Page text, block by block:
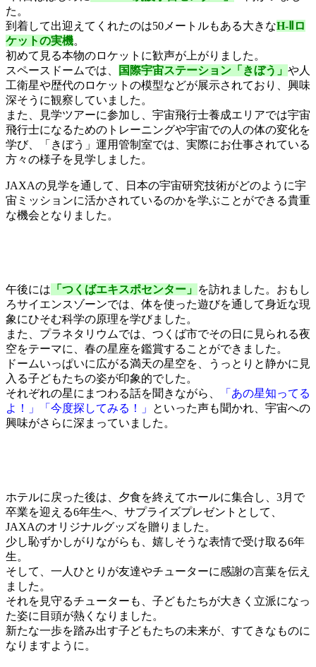
た。
到着して出迎えてくれたのは50メートルもある大きなH-Ⅱロ
ケットの実機。
初めて見る本物のロケットに歓声が上がりました。
スペースドームでは、
国際宇宙ステーション「きぼう」 や人
工衛星や歴代のロケットの模型などが展示されており、興味
深そうに観察していました。
また、見学ツアーに参加し、宇宙飛行士養成エリアでは宇宙
飛行士になるためのトレーニングや宇宙での人の体の変化を
学び、「きぼう」運用管制室では、実際にお仕事されている
方々の様子を見学しました。
JAXAの見学を通して、日本の宇宙研究技術がどのように宇
宙ミッションに活かされているのかを学ぶことができる貴重
な機会となりました。
午後には 「つくばエキスポセンター」
を訪れました。おもし
ろサイエンスゾーンでは、体を使った遊びを通して身近な現
象にひそむ科学の原理を学びました。
また、プラネタリウムでは、つくば市でその日に見られる夜
空をテーマに、春の星座を鑑賞することができました。
ドームいっぱいに広がる満天の星空を、うっとりと静かに見
入る子どもたちの姿が印象的でした。
それぞれの星にまつわる話を聞きながら、
「あの星知ってる
よ！」「今度探してみる！」
といった声も聞かれ、宇宙への
興味がさらに深まっていました。
ホテルに戻った後は、夕食を終えてホールに集合し、3月で
卒業を迎える6年生へ、サプライズプレゼントとして、
JAXAのオリジナルグッズを贈りました。
少し恥ずかしがりながらも、嬉しそうな表情で受け取る6年
生。
そして、一人ひとりが友達やチューターに感謝の言葉を伝え
ました。
それを見守るチューターも、子どもたちが大きく立派になっ
た姿に目頭が熱くなりました。
新たな一歩を踏み出す子どもたちの未来が、すてきなものに
なりますように。